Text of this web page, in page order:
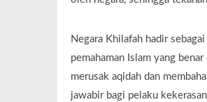
Negara Khilafah hadir
pemahaman Islam yang
merusak aqidah dan
jawabir bagi pelaku